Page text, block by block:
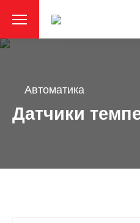
Автоматика
Датчики